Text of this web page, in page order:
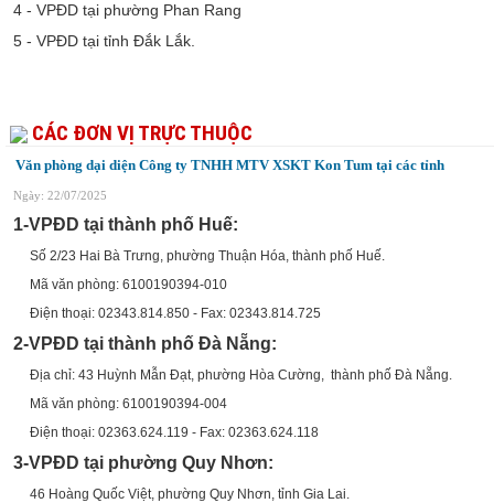
4 - VPĐD tại phường Phan Rang
5 - VPĐD tại tỉnh Đắk Lắk.
CÁC ĐƠN VỊ TRỰC THUỘC
Văn phòng dại diện Công ty TNHH MTV XSKT Kon Tum tại các tỉnh
Ngày: 22/07/2025
1-VPĐD tại thành phố Huế:
Số 2/23 Hai Bà Trưng, phường Thuận Hóa, thành phố Huế.
Mã văn phòng: 6100190394-010
Điện thoại: 02343.814.850 - Fax: 02343.814.725
2-VPĐD tại thành phố Đà Nẵng:
Địa chỉ: 43 Huỳnh Mẫn Đạt, phường Hòa Cường, thành phố Đà Nẵng.
Mã văn phòng: 6100190394-004
Điện thoại: 02363.624.119 - Fax: 02363.624.118
3-VPĐD tại phường Quy Nhơn:
46 Hoàng Quốc Việt, phường Quy Nhơn, tỉnh Gia Lai.